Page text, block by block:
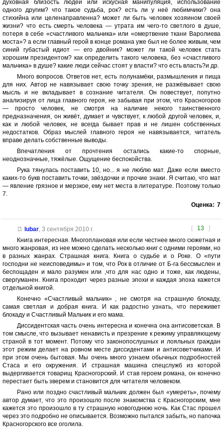
духовная близость людей или искусная манипуляция, использование
одного другим? что такое судьба, рок? есть ли у неё любимчики? она
стихийна или целенаправленна? может ли быть человек хозяином своей
жизни? что есть смерть человека — утрата им чего-то светлого в душе,
потеря в себе «счастливого мальчика» или «омертвение ткани Варолиева
моста»? а если главный герой в конце романа уже был не более живым, чем
синий губастый идиот — его двойник? может ли такой человек стать
хорошим президентом? как определить такого человека, без «счастливого
мальчика» в душе? какие люди сейчас стоят у власти? что есть власть?и др.
Много вопросов. Ответов нет, есть полунамёки, размышления и пища
для них. Автор не навязывает свою точку зрения, не разжёвывает свою
мысль и не вкладывает в сознание читателя. Он повествует, попутно
анализируя от лица главного героя, не забывая при этом, что Красногоров
— просто человек, не смотря на наличие некого таинственного
предназначения, он живёт, думает и чувствует, к любой другой человек, и,
как и любой человек, не всегда бывает прав и не лишен собственных
недостатков. Образ мыслей главного героя не навязывается, читатель
вправе делать собственные выводы.
Впечатления от прочтения остались какие-то спорные,
неоднозначные, тяжёлые. Ощущение беспокойства.
Рука тянулась поставить 10, но... я не люблю мат. Даже если вместо
каких-то букв поставить точки, звёздочки и прочие знаки. Я считаю, что мат
— явление грязное и мерзкое, ему нет места в литературе. Поэтому только
7.
Оценка: 7
[ 13 ]
lubar, 3 сентября 2010 г.
Книга интересная. Многоплановая или если честнее много сюжетная и
много жанровая, из нее можно сделать несколько книг с одними героями, но
в разных жанрах. Страшная книга. Книга о судьбе и о Роке. О «пути
господни не неисповедимы» и том, что Рок в отличие от Б-га бессмыслен и
беспощаден и мало разумен или ,что для нас одно и тоже, как людены,
свергуманен. Книга проходит через разные эпохи и каждая эпоха кажется
отдельной книгой.
Конечно «Счастливый мальчик» , не смотря на страшную блокаду,
самая светлая и добрая книга. И как радостно узнать, что переживет
блокаду и Счастливый Мальчик и его мама.
Диссидентская часть очень интересна и конечна она антисоветская. В
том смысле, что вызывает ненависть и презрение к режиму управляющему
страной в тот момент. Потому что законопослушных и лояльных граждан
этот режим делает на ровном месте диссидентами и антисоветчиками. И
при этом очень бытовая. Мы очень много узнаем обычных подробностей
Стаса и его окружения. И страшная машина спецслужб из которой
выдергивается товарищ Красногорский. И став героем романа, он конечно
перестает быть зверем и становится для читателя человеком.
Рано или поздно счастливый мальчик должен был «умереть», почему
автор думает, что это произошло после знакомства с Красногорским, мне
кажется это произошло в ту страшную новогоднюю ночь. Как Стас прошел
через это подробно не описывается. Возможно пытался забыть, но папочка
Красногорского все оголила.